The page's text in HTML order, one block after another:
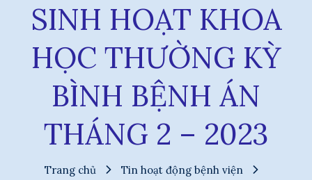
SINH HOẠT KHOA
HỌC THƯỜNG KỲ
BÌNH BỆNH ÁN
THÁNG 2 – 2023
Trang chủ
Tin hoạt động bệnh viện